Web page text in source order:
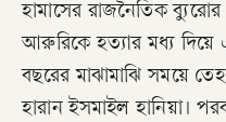
হামাসের রাজনৈতিক
আরুরিকে হত্যার মধ্য
বছরের মাঝামাঝি সময়ে
হারান ইসমাইল হানিয়া।